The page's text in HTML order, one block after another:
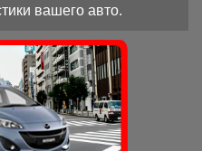
вашего авто.